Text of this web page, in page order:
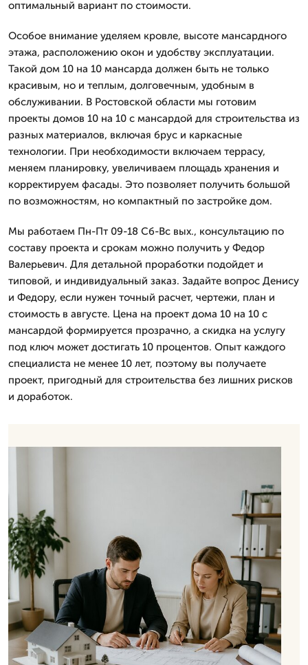
оптимальный вариант по стоимости.
Особое внимание уделяем кровле, высоте мансардного
этажа, расположению окон и удобству эксплуатации.
Такой дом 10 на 10 мансарда должен быть не только
красивым, но и теплым, долговечным, удобным в
обслуживании. В Ростовской области мы готовим
проекты домов 10 на 10 с мансардой для строительства из
разных материалов, включая брус и каркасные
технологии. При необходимости включаем террасу,
меняем планировку, увеличиваем площадь хранения и
корректируем фасады. Это позволяет получить большой
по возможностям, но компактный по застройке дом.
Мы работаем Пн-Пт 09-18 Сб-Вс вых., консультацию по
составу проекта и срокам можно получить у Федор
Валерьевич. Для детальной проработки подойдет и
типовой, и индивидуальный заказ. Задайте вопрос Денису
и Федору, если нужен точный расчет, чертежи, план и
стоимость в августе. Цена на проект дома 10 на 10 с
мансардой формируется прозрачно, а скидка на услугу
под ключ может достигать 10 процентов. Опыт каждого
специалиста не менее 10 лет, поэтому вы получаете
проект, пригодный для строительства без лишних рисков
и доработок.